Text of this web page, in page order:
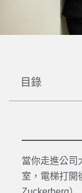
目錄
當你走進公司
室，電梯打開